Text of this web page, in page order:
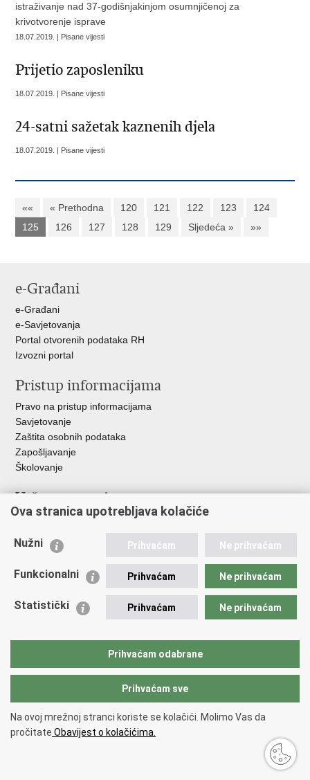
istraživanje nad 37-godišnjakinjom osumnjičenoj za
krivotvorenje isprave
18.07.2019. | Pisane vijesti
Prijetio zaposleniku
18.07.2019. | Pisane vijesti
24-satni sažetak kaznenih djela
18.07.2019. | Pisane vijesti
«« « Prethodna 120 121 122 123
124
125
126 127 128 129 Sljedeća » »»
e-Građani
e-Građani
e-Savjetovanja
Portal otvorenih podataka RH
Izvozni portal
Pristup informacijama
Pravo na pristup informacijama
Savjetovanje
Zaštita osobnih podataka
Zapošljavanje
Školovanje
Važne poveznice
Ministarstvo unutarnjih poslova
Udruge
Policijska akademija
Zaklada policijske solidarnosti
Vučetić"
Copyright © 2026 Policijska uprava šibensko-kninska.
Izjava o pristupačnosti.
Ova stranica upotrebljava kolačiće
Nužni Prihvaćam Ne prihvaćam
Funkcionalni Prihvaćam Ne prihvaćam
Statistički Prihvaćam Ne prihvaćam
Prihvaćam odabrane
Prihvaćam sve
Na ovoj mrežnoj stranci koriste se kolačići. Molimo Vas da
pročitate Obavijest o kolačićima.